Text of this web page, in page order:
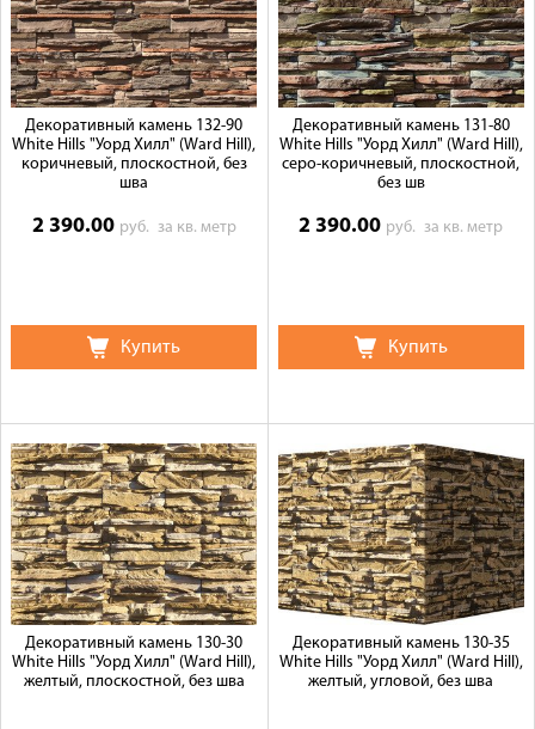
Галерея объектов
Контакты
Декоративный камень 132-90
White Hills "Уорд Хилл" (Ward Hill),
коричневый, плоскостной, без
шва
2 390.00 руб. за кв. метр
Купить
Декоративный камень 131-80
White Hills "Уорд Хилл" (Ward Hill),
серо-коричневый, плоскостной,
без шв
2 390.00 руб.за кв. метр
Купить
Декоративный камень 130-30
White Hills "Уорд Хилл" (Ward Hill),
желтый, плоскостной, без шва
Декоративный камень 130-35
White Hills "Уорд Хилл" (Ward Hill),
желтый, угловой, без шва